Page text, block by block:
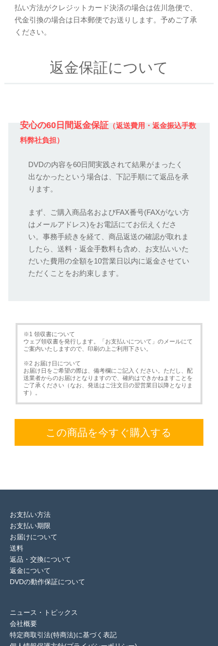
払い方法がクレジットカード決済の場合は佐川急便で、
代金引換の場合は日本郵便でお送りします。予めご了承
ください。
返金保証について
安心の60日間返金保証 （返送費用・返金振込手数
料弊社負担）
DVDの内容を60日間実践されて結果がまったく
出なかったという場合は、下記手順にて返品を承
ります。
まず、ご購入商品名およびFAX番号(FAXがない方
はメールアドレス)をお電話にてお伝えくださ
い。事務手続きを経て、商品返送の確認が取れま
したら、送料・返金手数料も含め、お支払いいた
だいた費用の全額を10営業日以内に返金させてい
ただくことをお約束します。
※1 領収書について
ウェブ領収書を発行します。「お支払いについて」のメールにて
ご案内いたしますので、印刷の上ご利用下さい。
※2 お届け日について
お届け日をご希望の際は、備考欄にご記入ください。ただし、配
送業者からのお届けとなりますので、確約はできかねますことを
ご了承ください（なお、発送はご注文日の翌営業日以降となりま
す）。
この商品を今すぐ購入する
お支払い方法
お支払い期限
お届けについて
送料
返品・交換について
返金について
DVDの動作保証について
ニュース・トピックス
会社概要
特定商取引法(特商法)に基づく表記